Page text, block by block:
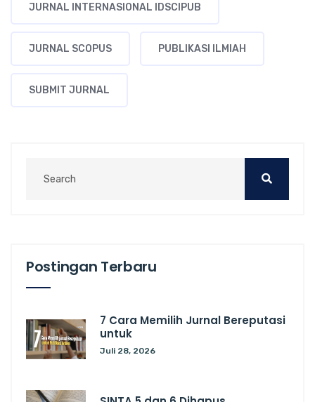
JURNAL INTERNASIONAL IDSCIPUB
JURNAL SCOPUS PUBLIKASI ILMIAH
SUBMIT JURNAL
Postingan Terbaru
7 Cara Memilih Jurnal Bereputasi
untuk
Juli 28, 2026